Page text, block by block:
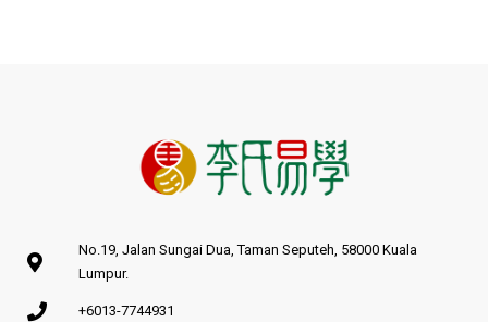
No.19, Jalan Sungai Dua, Taman Seputeh, 58000 Kuala
Lumpur.
+6013-7744931